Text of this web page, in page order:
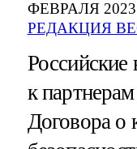
ФЕВРАЛЯ 2023
РЕДАКЦИЯ
Российские
к
Договора о